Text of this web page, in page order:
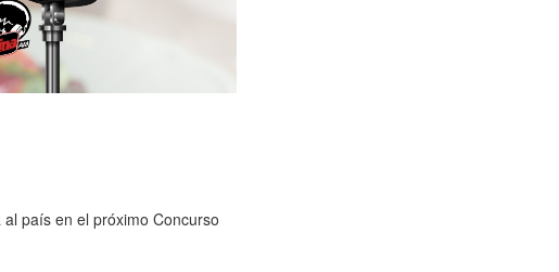
país en el próximo Concurso